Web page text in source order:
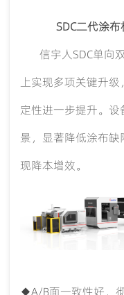
SDC二代涂
信宇人SDC单向
上实现多项关键升
定性进一步提升。
景，显著降低涂布
现降本增效。
◆A/B面一致性好，